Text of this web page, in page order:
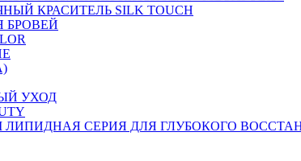
КРАСИТЕЛЬ SILK TOUCH
БРОВЕЙ
УХОД
ЛИПИДНАЯ СЕРИЯ ДЛЯ ГЛУБОКОГО